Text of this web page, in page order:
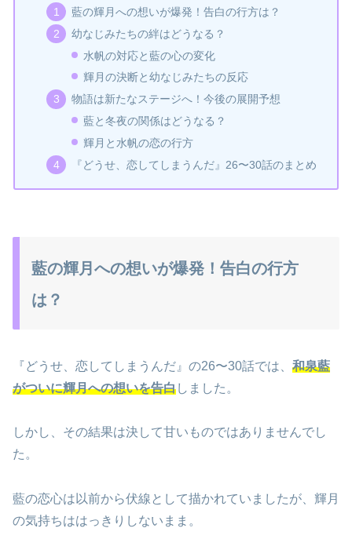
藍の輝月への想いが爆発！告白の行方は？
幼なじみたちの絆はどうなる？
水帆の対応と藍の心の変化
輝月の決断と幼なじみたちの反応
物語は新たなステージへ！今後の展開予想
藍と冬夜の関係はどうなる？
輝月と水帆の恋の行方
『どうせ、恋してしまうんだ』26〜30話のまとめ
藍の輝月への想いが爆発！告白の行方
は？
『どうせ、恋してしまうんだ』の26〜30話では、 和泉藍
がついに輝月への想いを告白しました。
しかし、その結果は決して甘いものではありませんでし
た。
藍の恋心は以前から伏線として描かれていましたが、輝月
の気持ちははっきりしないまま。